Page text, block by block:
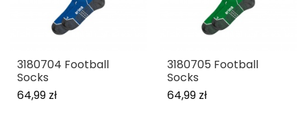
3180704 Football
Socks
64,99 zł
3180705 Football
Socks
64,99 zł